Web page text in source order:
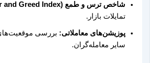
شاخص ترس و طمع (Fear and Greed Index):
تمایلات بازار.
پوزیشن‌های معاملاتی:بررسی
سایر معامله‌گران.